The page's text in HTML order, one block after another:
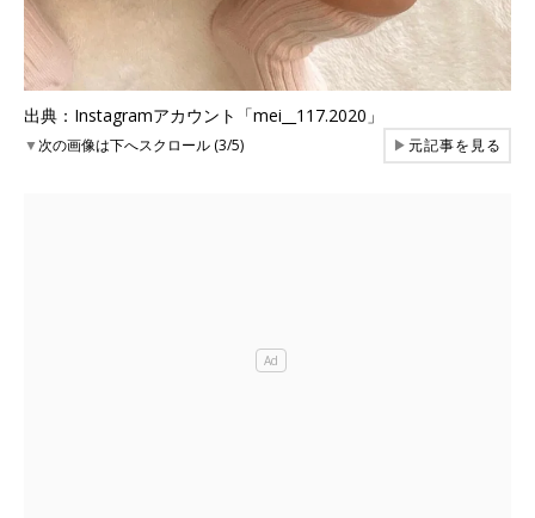
出典：Instagramアカウント「mei__117.2020」
▼次の画像は下へスクロール (3/5) ▶元記事を見る